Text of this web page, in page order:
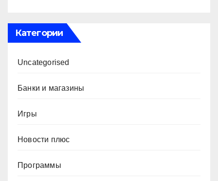
Категории
Uncategorised
Банки и магазины
Игры
Новости плюс
Программы